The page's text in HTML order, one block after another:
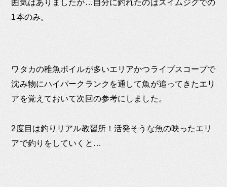
囲気はありましたが…自分に釣れたのはスイムジグでの
1本のみ。
ワタカの稚魚ボイルが多いエリアかつライブスコープで
沈み物にハイパークランクを通して魚が追ってきたエリ
アを覚えておいて次回の参考にしました。
2度目は釣りリアル教習所！活発そうな魚の映ったエリ
アで釣りをしていくと…